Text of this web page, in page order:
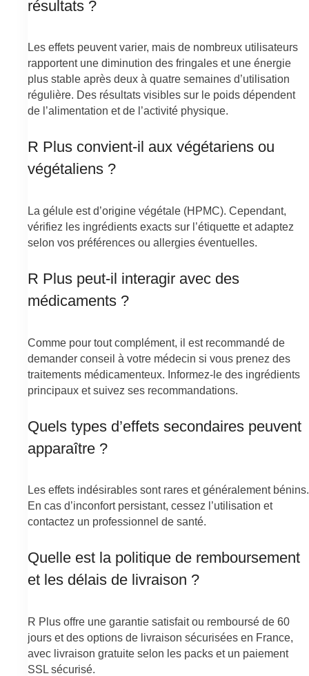
résultats ?
Les effets peuvent varier, mais de nombreux utilisateurs
rapportent une diminution des fringales et une énergie
plus stable après deux à quatre semaines d’utilisation
régulière. Des résultats visibles sur le poids dépendent
de l’alimentation et de l’activité physique.
R Plus convient-il aux végétariens ou
végétaliens ?
La gélule est d’origine végétale (HPMC). Cependant,
vérifiez les ingrédients exacts sur l’étiquette et adaptez
selon vos préférences ou allergies éventuelles.
R Plus peut-il interagir avec des
médicaments ?
Comme pour tout complément, il est recommandé de
demander conseil à votre médecin si vous prenez des
traitements médicamenteux. Informez-le des ingrédients
principaux et suivez ses recommandations.
Quels types d’effets secondaires peuvent
apparaître ?
Les effets indésirables sont rares et généralement bénins.
En cas d’inconfort persistant, cessez l’utilisation et
contactez un professionnel de santé.
Quelle est la politique de remboursement
et les délais de livraison ?
R Plus offre une garantie satisfait ou remboursé de 60
jours et des options de livraison sécurisées en France,
avec livraison gratuite selon les packs et un paiement
SSL sécurisé.